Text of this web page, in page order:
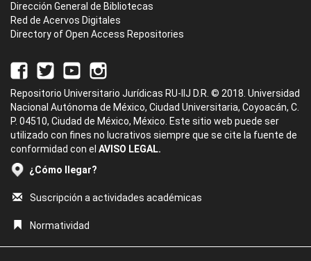
Dirección General de Bibliotecas
Red de Acervos Digitales
Directory of Open Access Repositories
Repositorio Universitario Jurídicas RU-IIJ D.R. © 2018. Universidad
Nacional Autónoma de México, Ciudad Universitaria, Coyoacán, C.
P. 04510, Ciudad de México, México. Este sitio web puede ser
utilizado con fines no lucrativos siempre que se cite la fuente de
conformidad con el AVISO LEGAL.
¿Cómo llegar?
Suscripción a actividades académicas
Normatividad